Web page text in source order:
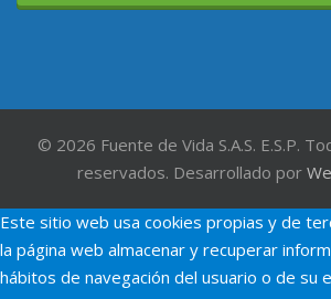
© 2026 Fuente de Vida S.A.S. E.S.P.
reservados. Desarrollado por
Este sitio web usa cookies propias y de
la página web almacenar y recuperar
hábitos de navegación del usuario o de su